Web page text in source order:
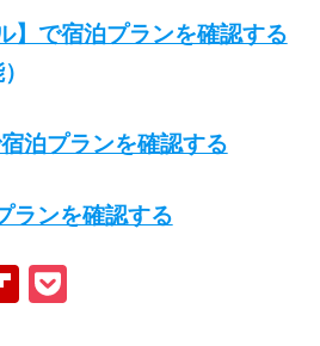
】で宿泊プランを確認する
泊プランを確認する
ランを確認する
Flipboard